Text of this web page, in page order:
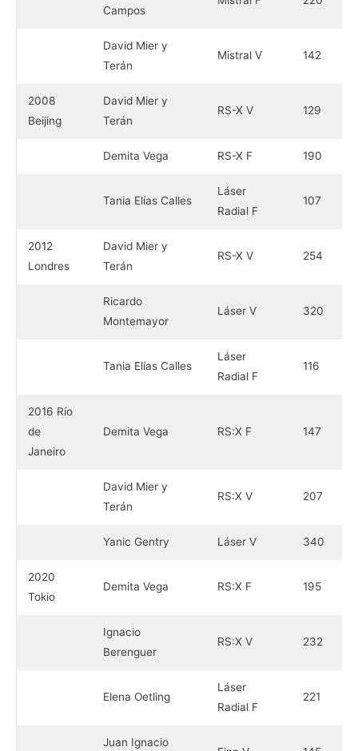
Campos
David Mier y
Terán
Mistral V 142
2008
Beijing
David Mier y
Terán
RS-X V 129
Demita Vega RS-X F 190
Tania Elías Calles
Láser
Radial F
107
2012
Londres
David Mier y
Terán
RS-X V 254
Ricardo
Montemayor
Láser V 320
Tania Elías Calles
Láser
Radial F
116
2016 Río
de
Janeiro
Demita Vega RS:X F 147
David Mier y
Terán
RS:X V 207
Yanic Gentry Láser V 340
2020
Tokio
Demita Vega RS:X F 195
Ignacio
Berenguer
RS:X V 232
Elena Oetling
Láser
Radial F
221
Juan Ignacio